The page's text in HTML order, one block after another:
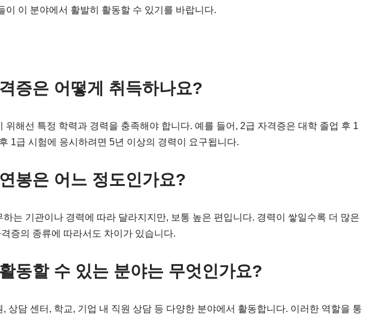
이 이 분야에서 활발히 활동할 수 있기를 바랍니다.
증은 어떻게 취득하나요?
위해선 특정 학력과 경력을 충족해야 합니다. 예를 들어, 2급 자격증은 대학 졸업 후 1
1급 시험에 응시하려면 5년 이상의 경력이 요구됩니다.
봉은 어느 정도인가요?
는 기관이나 경력에 따라 달라지지만, 보통 높은 편입니다. 경력이 쌓일수록 더 많은
증의 종류에 따라서도 차이가 있습니다.
동할 수 있는 분야는 무엇인가요?
상담 센터, 학교, 기업 내 직원 상담 등 다양한 분야에서 활동합니다. 이러한 역할을 통